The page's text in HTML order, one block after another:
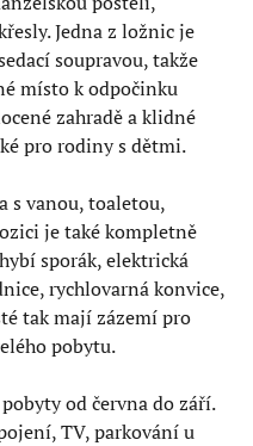
Jedna z ložnic je
soupravou, takže
místo k odpočinku
zahradě a klidné
pro rodiny s dětmi.
s vanou, toaletou,
je také kompletně
sporák, elektrická
rychlovarná konvice,
tak mají zázemí pro
pobytu.
od června do září.
TV, parkování u